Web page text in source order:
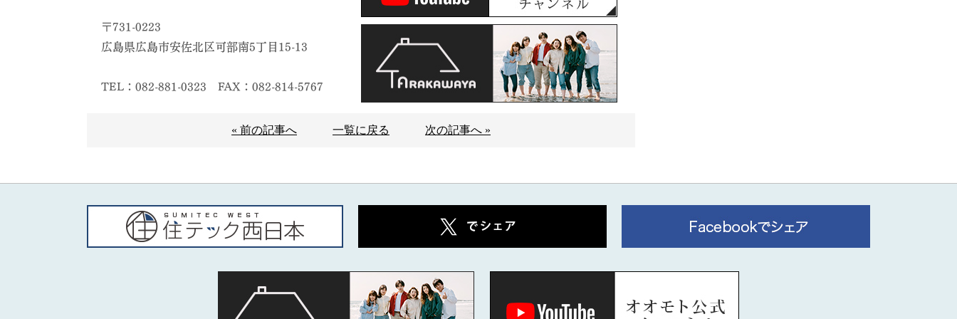
〒731-0223
広島県広島市安佐北区可部南5丁目15-13
TEL：082-881-0323 FAX：082-814-5767
« 前の記事へ 一覧に戻る 次の記事へ »